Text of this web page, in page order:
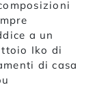
a un
Iko di
di casa